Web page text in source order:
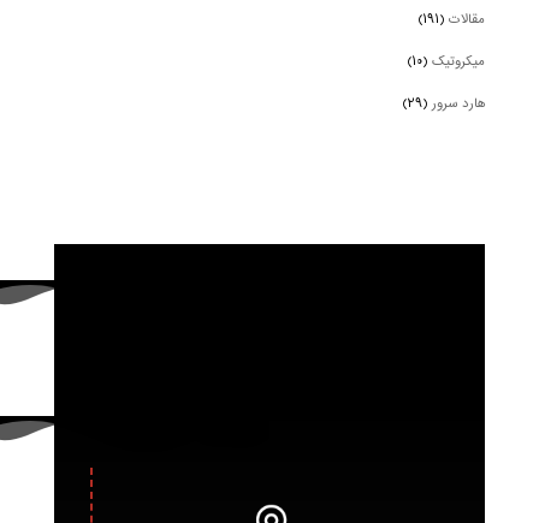
مقالات(۱۹۱)
میکروتیک(۱۰)
هارد سرور(۲۹)